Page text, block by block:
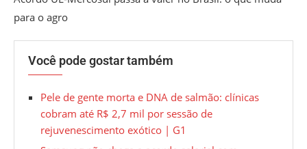
para o agro
Você pode gostar também
Pele de gente morta e DNA de salmão: clínicas
cobram até R$ 2,7 mil por sessão de
rejuvenescimento exótico | G1